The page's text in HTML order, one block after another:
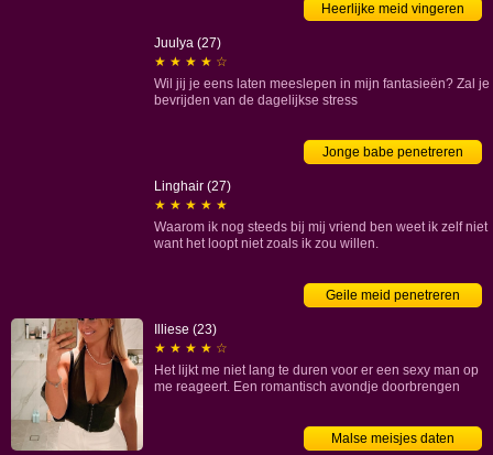
afrukken
door
deze
schitterende
scholieren
Scholieren
die
Heerlijke meid vingeren
Juulya (27)
★ ★ ★ ★ ☆
Wil jij je eens laten meeslepen in mijn fantasieën? Zal je
bevrijden van de dagelijkse stress
Jonge babe penetreren
Linghair (27)
★ ★ ★ ★ ★
Waarom ik nog steeds bij mij vriend ben weet ik zelf niet
want het loopt niet zoals ik zou willen.
Geile meid penetreren
Illiese (23)
★ ★ ★ ★ ☆
Het lijkt me niet lang te duren voor er een sexy man op
me reageert. Een romantisch avondje doorbrengen
Malse meisjes daten